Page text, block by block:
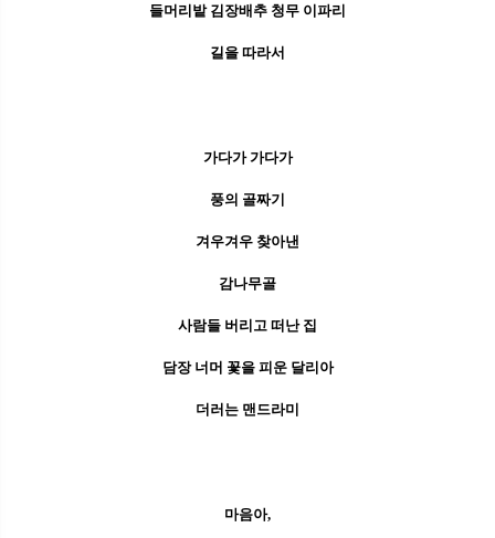
들머리밭 김장배추 청무 이파리
길을 따라서
가다가 가다가
풍의 골짜기
겨우겨우 찾아낸
감나무골
​사람들 버리고 떠난 집
담장 너머 꽃을 피운 달리아
더러는 맨드라미
마음아,